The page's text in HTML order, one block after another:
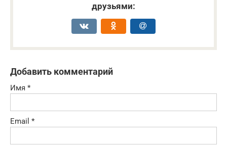
друзьями:
Добавить комментарий
Имя *
Email *